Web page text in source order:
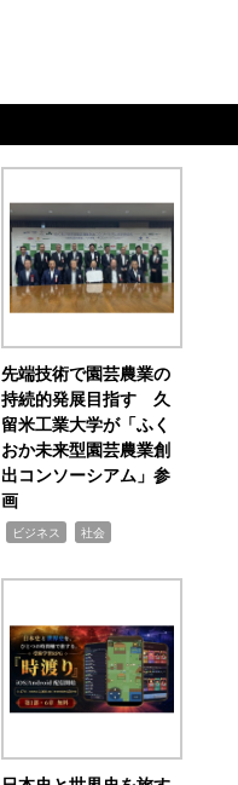
先端技術で園芸農業の
持続的発展目指す 久
留米工業大学が「ふく
おか未来型園芸農業創
出コンソーシアム」参
画
ビジネス 社会